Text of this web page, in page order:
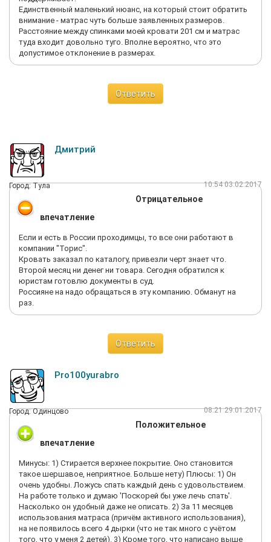
как на диване. Ночью практически перестал просыпаться
(раньше что-нибудь отлежишь и начинает неметь). В общем,
не зря мы остановились на Торис. Можете не сомневаться,
матрасы (по крайней мере средней ценовой категории) у них
хорошие. Как будет дальше, посмотрим. Матрас живет у нас 3
дня.
Единственный маленький нюанс, на который стоит обратить
внимание - матрас чуть больше заявленных размеров.
Расстояние между спинками моей кровати 201 см и матрас
туда входит довольно туго. Вполне вероятно, что это
допустимое отклонение в размерах.
Ответить
Дмитрий
Город: Тула 10:54 03.02.2017
Отрицательное
впечатление
Если и есть в России проходимцы, то все они работают в
компании "Торис".
Кровать заказал по каталогу, привезли черт знает что.
Второй месяц ни денег ни товара. Сегодня обратился к
юристам готовлю документы в суд.
Россияне на надо обращаться в эту компанию. Обманут на
раз.
Ответить
Pro100yurabro
Город: Одинцово 08:21 29.01.2017
Положительное
впечатление
Минусы: 1) Стирается верхнее покрытие. Оно становится
такое шершавое, неприятное. Больше нету) Плюсы: 1) Он
очень удобны. Ложусь спать каждый день с удовольствием.
На работе только и думаю 'Поскорей бы уже лечь спать'.
Насколько он удобный даже не описать. 2) За 11 месяцев
использования матраса (причём активного использования),
на не появилось всего 4 дырки (что не так много с учётом
того, что у меня 2 детей). 3) Кроме того, что написано выше